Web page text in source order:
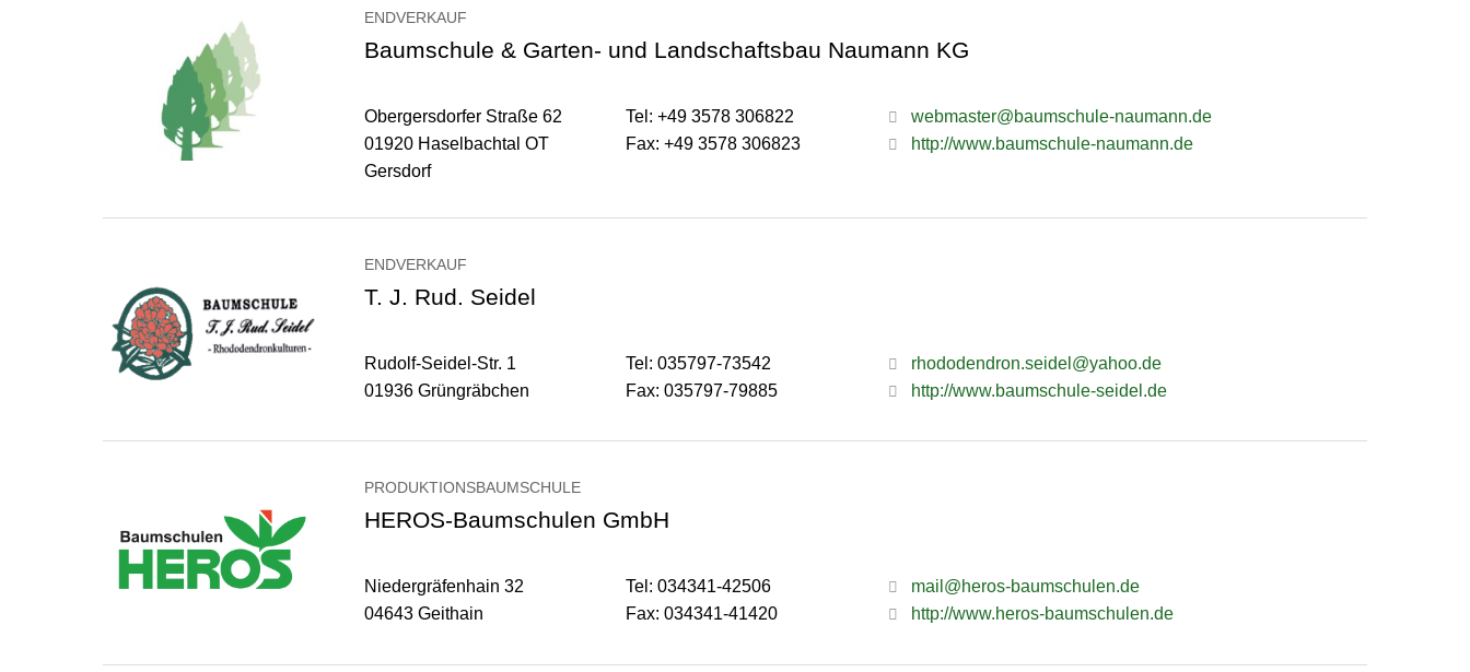
ENDVERKAUF
Baumschule & Garten- und Landschaftsbau Naumann KG
Obergersdorfer Straße 62
01920 Haselbachtal OT
Gersdorf
Tel: +49 3578 306822
Fax: +49 3578 306823
webmaster@baumschule-naumann.de
http://www.baumschule-naumann.de
ENDVERKAUF
T. J. Rud. Seidel
Rudolf-Seidel-Str. 1
01936 Grüngräbchen
Tel: 035797-73542
Fax: 035797-79885
rhododendron.seidel@yahoo.de
http://www.baumschule-seidel.de
PRODUKTIONSBAUMSCHULE
HEROS-Baumschulen GmbH
Niedergräfenhain 32
04643 Geithain
Tel: 034341-42506
Fax: 034341-41420
mail@heros-baumschulen.de
http://www.heros-baumschulen.de